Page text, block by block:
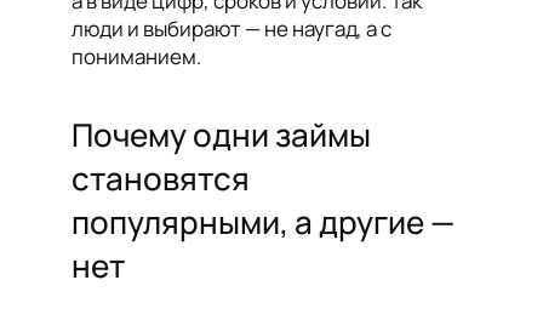
люди и выбирают — не наугад, а с
пониманием.
Почему одни займы
становятся
популярными, а другие —
нет